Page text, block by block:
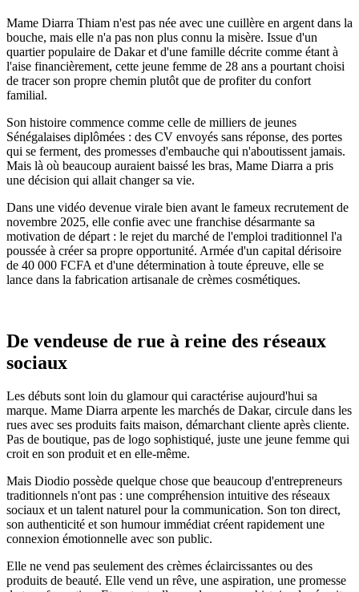
Mame Diarra Thiam n'est pas née avec une cuillère en argent dans la
bouche, mais elle n'a pas non plus connu la misère. Issue d'un
quartier populaire de Dakar et d'une famille décrite comme étant à
l'aise financièrement, cette jeune femme de 28 ans a pourtant choisi
de tracer son propre chemin plutôt que de profiter du confort
familial.
Son histoire commence comme celle de milliers de jeunes
Sénégalaises diplômées : des CV envoyés sans réponse, des portes
qui se ferment, des promesses d'embauche qui n'aboutissent jamais.
Mais là où beaucoup auraient baissé les bras, Mame Diarra a pris
une décision qui allait changer sa vie.
Dans une vidéo devenue virale bien avant le fameux recrutement de
novembre 2025, elle confie avec une franchise désarmante sa
motivation de départ : le rejet du marché de l'emploi traditionnel l'a
poussée à créer sa propre opportunité. Armée d'un capital dérisoire
de 40 000 FCFA et d'une détermination à toute épreuve, elle se
lance dans la fabrication artisanale de crèmes cosmétiques.
De vendeuse de rue à reine des réseaux
sociaux
Les débuts sont loin du glamour qui caractérise aujourd'hui sa
marque. Mame Diarra arpente les marchés de Dakar, circule dans les
rues avec ses produits faits maison, démarchant cliente après cliente.
Pas de boutique, pas de logo sophistiqué, juste une jeune femme qui
croit en son produit et en elle-même.
Mais Diodio possède quelque chose que beaucoup d'entrepreneurs
traditionnels n'ont pas : une compréhension intuitive des réseaux
sociaux et un talent naturel pour la communication. Son ton direct,
son authenticité et son humour immédiat créent rapidement une
connexion émotionnelle avec son public.
Elle ne vend pas seulement des crèmes éclaircissantes ou des
produits de beauté. Elle vend un rêve, une aspiration, une promesse